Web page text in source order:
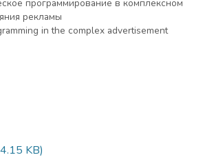
программирование в комплексном
рекламы
in the complex advertisement
KB)